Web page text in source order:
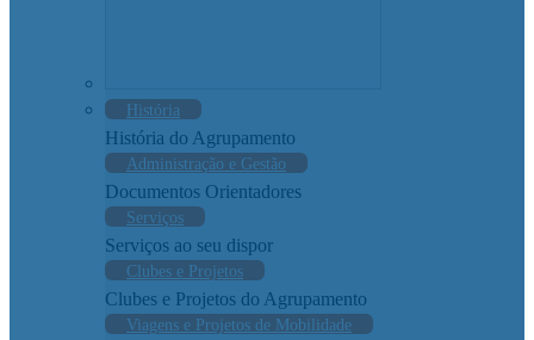
História
História do Agrupamento
Administração e Gestão
Documentos Orientadores
Serviços
Serviços ao seu dispor
Clubes e Projetos
Clubes e Projetos do Agrupamento
Viagens e Projetos de Mobilidade